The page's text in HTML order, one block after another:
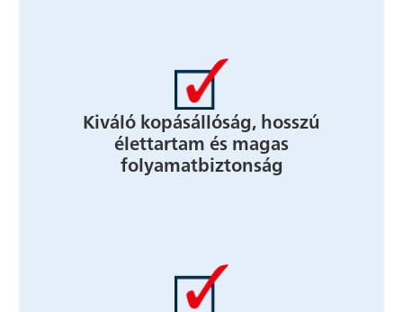
Kiváló kopásállóság, hosszú
élettartam és magas
folyamatbiztonság